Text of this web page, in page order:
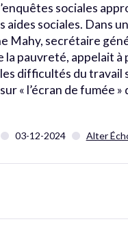
sociales
aides sociales. Dans
Mahy, secrétaire
pauvreté, appelait à
difficultés du travail
« l’écran de fumée
03-12-2024 Alter